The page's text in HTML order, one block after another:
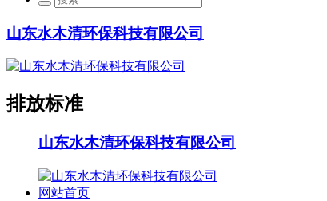
山东水木清环保科技有限公司
排放标准
山东水木清环保科技有限公司
网站首页